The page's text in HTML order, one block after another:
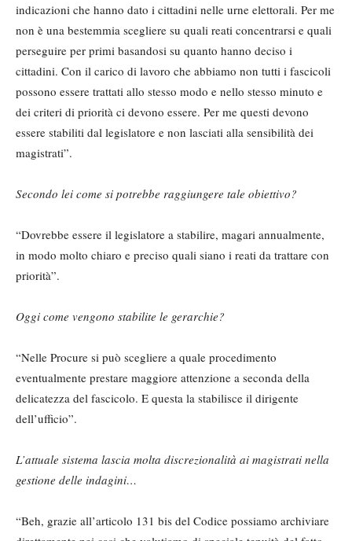
indicazioni che hanno dato i cittadini nelle urne elettorali. Per me
non è una bestemmia scegliere su quali reati concentrarsi e quali
perseguire per primi basandosi su quanto hanno deciso i
cittadini. Con il carico di lavoro che abbiamo non tutti i fascicoli
possono essere trattati allo stesso modo e nello stesso minuto e
dei criteri di priorità ci devono essere. Per me questi devono
essere stabiliti dal legislatore e non lasciati alla sensibilità dei
magistrati”.
Secondo lei come si potrebbe raggiungere tale obiettivo?
“Dovrebbe essere il legislatore a stabilire, magari annualmente,
in modo molto chiaro e preciso quali siano i reati da trattare con
priorità”.
Oggi come vengono stabilite le gerarchie?
“Nelle Procure si può scegliere a quale procedimento
eventualmente prestare maggiore attenzione a seconda della
delicatezza del fascicolo. E questa la stabilisce il dirigente
dell’ufficio”.
L’attuale sistema lascia molta discrezionalità ai magistrati nella
gestione delle indagini…
“Beh, grazie all’articolo 131 bis del Codice possiamo archiviare